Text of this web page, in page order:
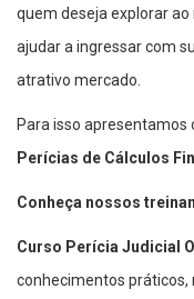
quem deseja explorar
ajudar a ingressar com
atrativo mercado.
Para isso apresentamos
Perícias de Cálculos
Conheça nossos
Curso Perícia Judicial
conhecimentos